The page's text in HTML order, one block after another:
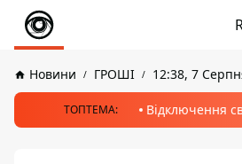
Новини ГРОШІ 12:38, 7
ТОПТЕМА: Відключення